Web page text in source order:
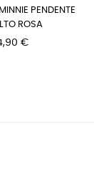
PENDENTE
ROSA
€